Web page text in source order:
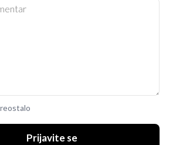
Prijavite se